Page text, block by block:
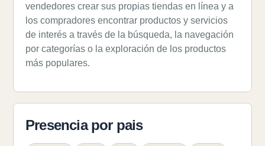
vendedores crear sus propias tiendas en línea y a
los compradores encontrar productos y servicios
de interés a través de la búsqueda, la navegación
por categorías o la exploración de los productos
más populares.
Presencia por pais